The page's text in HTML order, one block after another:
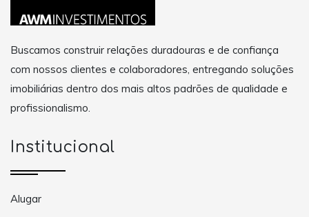
Buscamos construir relações duradouras e de confiança
com nossos clientes e colaboradores, entregando soluções
imobiliárias dentro dos mais altos padrões de qualidade e
profissionalismo.
Institucional
Alugar